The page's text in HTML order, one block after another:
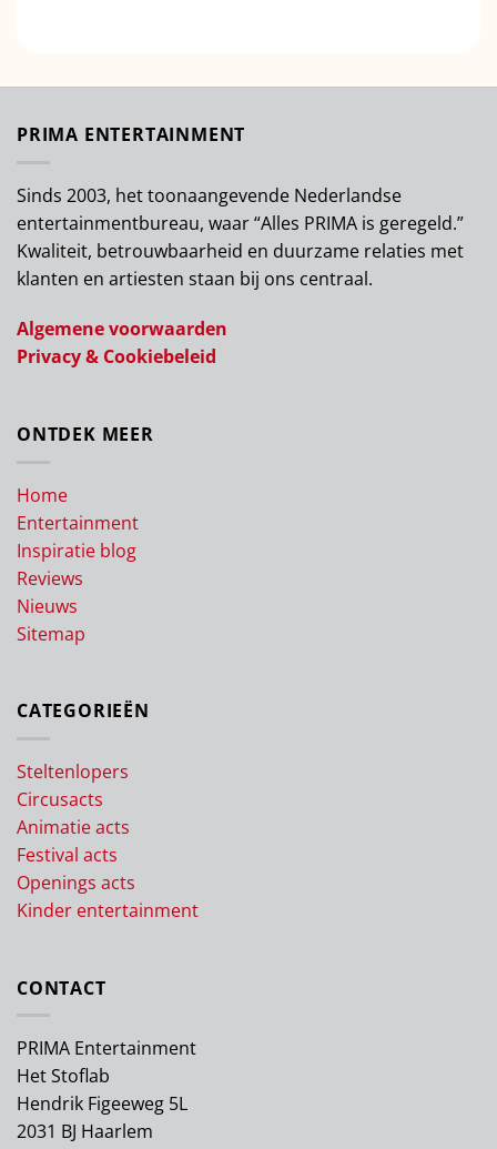
PRIMA ENTERTAINMENT
Sinds 2003, het toonaangevende Nederlandse
entertainmentbureau, waar “Alles PRIMA is geregeld.”
Kwaliteit, betrouwbaarheid en duurzame relaties met
klanten en artiesten staan bij ons centraal.
Algemene voorwaarden
Privacy & Cookiebeleid
ONTDEK MEER
Home
Entertainment
Inspiratie blog
Reviews
Nieuws
Sitemap
CATEGORIEËN
Steltenlopers
Circusacts
Animatie acts
Festival acts
Openings acts
Kinder entertainment
CONTACT
PRIMA Entertainment
Het Stoflab
Hendrik Figeeweg 5L
2031 BJ Haarlem